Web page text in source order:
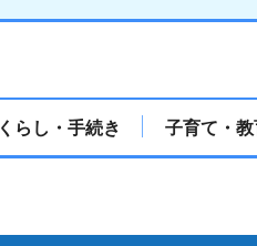
くらし・手続き 子育て・教